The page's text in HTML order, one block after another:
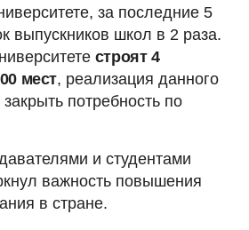
за последние 5
выпускников школ в 2 раза.
строят 4
мест, реализация данного
потребность по
и студентами
важность повышения
в стране.